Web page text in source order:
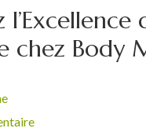
chez Body